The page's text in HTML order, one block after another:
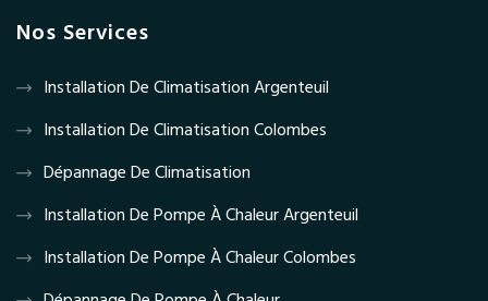
Nos Services
Installation De Climatisation Argenteuil
Installation De Climatisation Colombes
Dépannage De Climatisation
Installation De Pompe À Chaleur Argenteuil
Installation De Pompe À Chaleur Colombes